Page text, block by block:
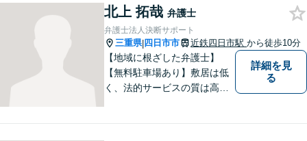
でも聞いてください。 問題解
決に向かって一緒に頑張りま
しょう。
北上 拓哉 弁護士
弁護士法人決断サポート
三重県| 四日市市 近鉄四日市駅 から徒歩10分
【地域に根ざした弁護士】
【無料駐車場あり】敷居は低
く、法的サービスの質は高く
詳細を見
る